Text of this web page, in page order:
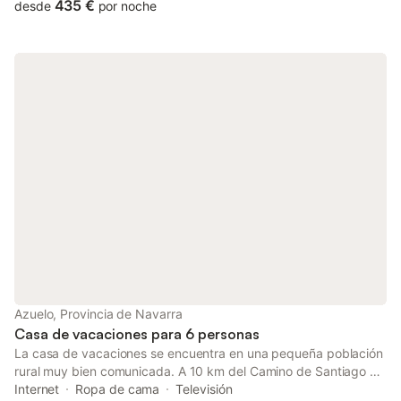
baño, por lo que puede alojar hasta 11 personas. Los servicios
desde 435 € por noche
Azuelo, Provincia de Navarra
Casa de vacaciones para 6 personas
La casa de vacaciones se encuentra en una pequeña población
rural muy bien comunicada. A 10 km del Camino de Santiago a
su paso por Torres del Rio, a media hora de Logroño y la Rioja y
Internet Ropa de cama
Televisión